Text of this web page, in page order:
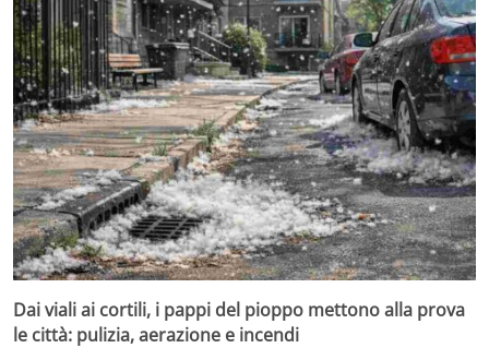
Dai viali ai cortili, i pappi del pioppo mettono alla prova
le città: pulizia, aerazione e incendi